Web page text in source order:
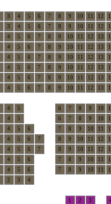
3 4 5 6 7 8 9 10 11 12
3 4 5 6 7 8 9 10 11 12
4 5 6 7 8 9 10 11 12 13
4 5 6 7 8 9 10 11 12 13
4 5 6 7 8 9 10 11 12 13
4 5 6 7 8 9 10 11 12 13
4 5 6 7 8 9 10 11 12 13
4 5 6 7 8 9 10 11 12 13
4 5 6 7 8 9 10
4 5 6 7 8 9 10
4 5 6 7 8 9 10 11
4 5 6 7 8 9 10 11 12
4 5 6 7 8 9 10 11 12
4 5 6 7 8 9 10 11
4 5 6 7 8 9 10 11
2 3
4
1 2 3